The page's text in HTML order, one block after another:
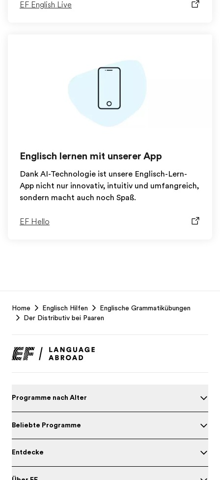
EF English Live
Englisch lernen mit unserer App
Dank AI-Technologie ist unsere Englisch-Lern-
App nicht nur innovativ, intuitiv und umfangreich,
sondern macht auch noch Spaß.
EF Hello
Footer
Home Englisch Hilfen
Englische Grammatikübungen
Der Distributiv bei Paaren
Programme nach Alter
Beliebte Programme
Entdecke